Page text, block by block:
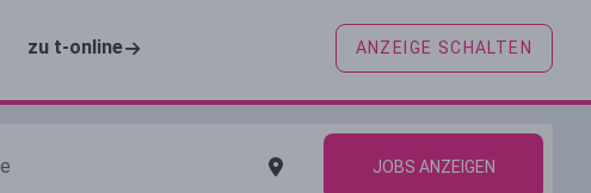
zu t-online ANZEIGE SCHALTEN
JOBS ANZEIGEN